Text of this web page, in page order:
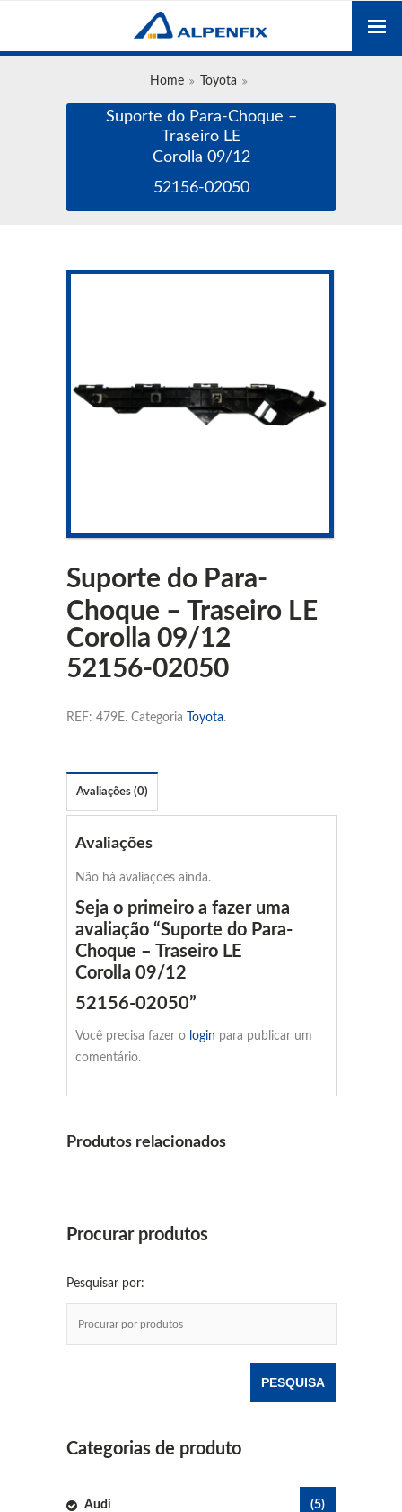
Home Toyota
Suporte do Para-Choque –
Traseiro LE
Corolla 09/12
52156-02050
Suporte do Para-
Choque – Traseiro LE
Corolla 09/12
52156-02050
REF: 479E. Categoria Toyota.
Avaliações (0)
Avaliações
Não há avaliações ainda.
Seja o primeiro a fazer uma
avaliação “Suporte do Para-
Choque – Traseiro LE
Corolla 09/12
52156-02050”
Você precisa fazer o login para publicar um
comentário.
Produtos relacionados
Procurar produtos
Pesquisar por:
Categorias de produto
Audi (5)